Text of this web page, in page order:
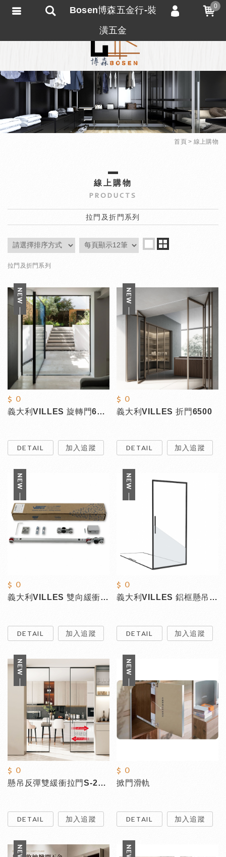
首頁 線上購物
線上購物
PRODUCTS
拉門及折門系列
拉門及折門系列
$ 0
義大利VILLES 旋轉門6500；標準款
DETAIL 加入追蹤
$ 0
義大利VILLES 折門6500
DETAIL 加入追蹤
$ 0
義大利VILLES 雙向緩衝拉門V68(附維修蓋)
DETAIL 加入追蹤
$ 0
義大利VILLES 鋁框懸吊拉門6700
DETAIL 加入追蹤
$ 0
懸吊反彈雙緩衝拉門S-2407(口袋門專用)
DETAIL 加入追蹤
$ 0
掀門滑軌
DETAIL 加入追蹤
Bosen博森五金行-裝
潢五金
0
會員登入
忘記密碼
訂單查詢
匯款通知